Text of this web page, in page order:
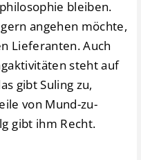
bleiben.
angehen möchte,
Lieferanten. Auch
steht auf
gibt Suling zu,
von Mund-zu-
gibt ihm Recht.